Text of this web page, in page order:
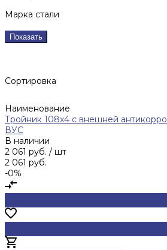
Марка стали
Показать
Сортировка
Наименование
Тройник 108х4 с внешней
ВУС
В наличии
2 061 руб. / шт
2 061 руб.
-0%